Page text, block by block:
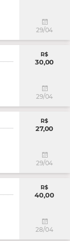
29/04
R$
30,00
29/04
R$
27,00
29/04
R$
40,00
28/04